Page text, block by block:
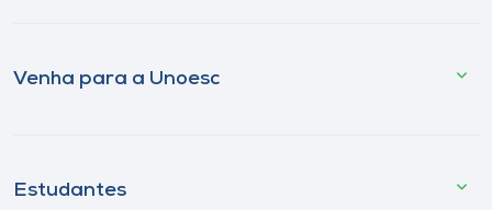
Venha para a Unoesc
Estudantes